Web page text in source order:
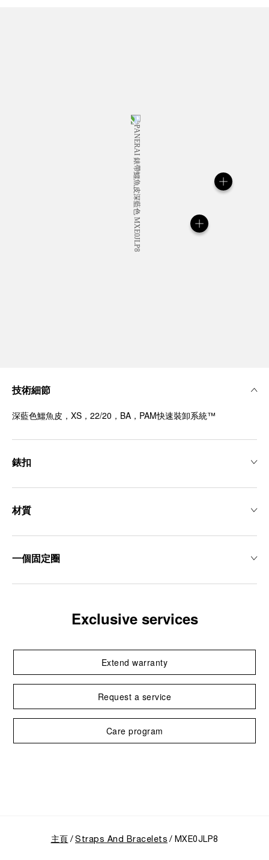
技術細節
深藍色鱷魚皮，XS，22/20，BA，PAM快速裝卸系統™
錶扣
材質
一個固定圈
Exclusive services
Extend warranty
Request a service
Care program
主頁 Straps And Bracelets MXE0JLP8